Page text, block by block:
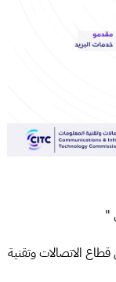
"
قطاع الاتصالات وتقنية